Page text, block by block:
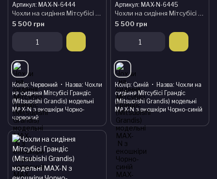
Артикул: MAX-N-6444
Чохли на сидіння Мітсубісі Грандіс (Mitsubishi Grandis) модельні MAX-N з екошкіри Чорно-червоний
5 500 грн
Колір Червоний Назва Чохли
на сидіння Мітсубісі Грандіс
(Mitsubishi Grandis) модельні
MAX-N з екошкіри Чорно-
червоний
Артикул: MAX-N-6445
Чохли на сидіння Мітсубісі Грандіс (Mitsubishi Grandis) модельні MAX-N з екошкіри Чорно-синій
5 500 грн
Колір Синій Назва Чохли на
сидіння Мітсубісі Грандіс
(Mitsubishi Grandis) модельні
MAX-N з екошкіри Чорно-синій